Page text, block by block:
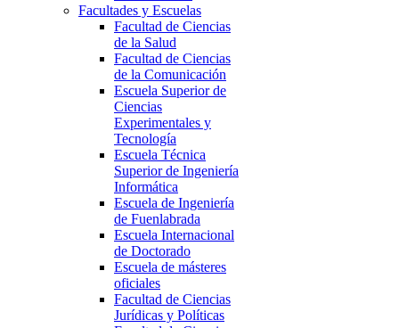
Facultades y Escuelas
Facultad de Ciencias
de la Salud
Facultad de Ciencias
de la Comunicación
Escuela Superior de
Ciencias
Experimentales y
Tecnología
Escuela Técnica
Superior de Ingeniería
Informática
Escuela de Ingeniería
de Fuenlabrada
Escuela Internacional
de Doctorado
Escuela de másteres
oficiales
Facultad de Ciencias
Jurídicas y Políticas